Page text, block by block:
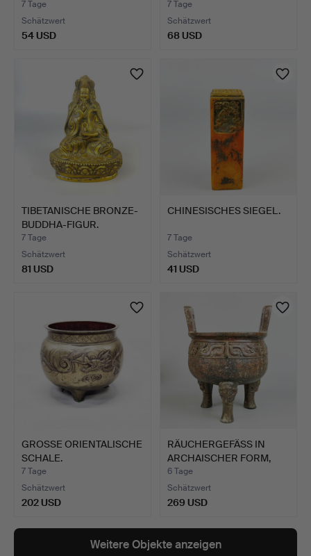
7 Tage
Schätzwert
54 USD
KNOBLAUCHHA…
7 Tage
Schätzwert
68 USD
TIBETANISCHE BRONZE-
BUDDHA-FIGUR.
7 Tage
Schätzwert
81 USD
CHINESISCHES SIEGEL.
7 Tage
Schätzwert
41 USD
GROSSE ORIENTALISCHE
SCHALE.
7 Tage
Schätzwert
202 USD
RÄUCHERGEFÄSS IN
ARCHAISCHER FORM,
CHINA.
6 Tage
Schätzwert
269 USD
Weitere Objekte anzeigen